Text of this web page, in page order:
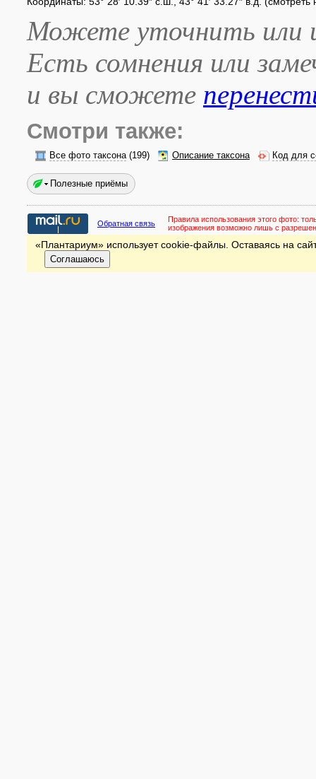
Можете уточнить или
Есть сомнения или
и вы сможете
Смотри также:
Все фото таксона(199) Описание таксона Код для
Полезные приёмы
Обратная связь Правила использования этого фото:
изображения возможно лишь с
«Плантариум» использует cookie-файлы. Оставаясь на
Соглашаюсь